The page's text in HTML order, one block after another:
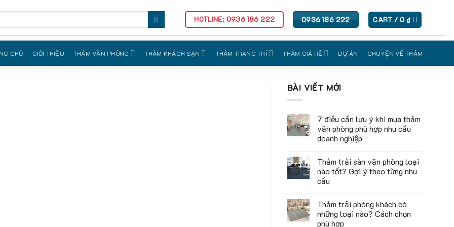
HOTLINE: 0936 186 222 0936 186 222 CART /0 ₫
CHỦ GIỚI THIỆU THẢM VĂN PHÒNG THẢM KHÁCH SẠN THẢM TRANG TRÍ THẢM GIÁ RẺ DỰ ÁN CHUYỆN VỀ THẢM
BÀI VIẾT MỚI
7 điều cần lưu ý khi mua thảm
văn phòng phù hợp nhu cầu
doanh nghiệp
Thảm trải sàn văn phòng loại
nào tốt? Gợi ý theo từng nhu
cầu
Thảm trải phòng khách có
những loại nào? Cách chọn
phù hợp